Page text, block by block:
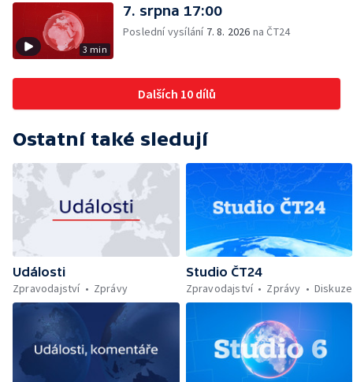
3 min
7. srpna 17:00
Poslední vysílání 7. 8. 2026 na ČT24
Dalších 10 dílů
Ostatní také sledují
Události
Zpravodajství
Zprávy
Studio ČT24
Zpravodajství
Zprávy Diskuze